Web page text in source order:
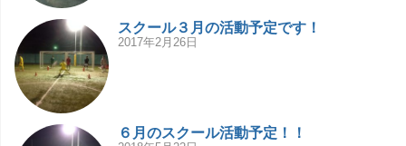
スクール３月の活動予定です！
2017年2月26日
６月のスクール活動予定！！